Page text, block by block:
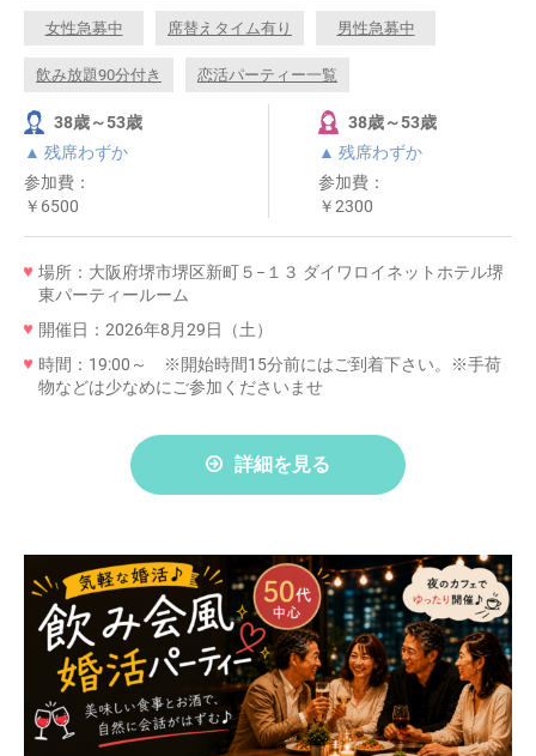
女性急募中 席替えタイム有り 男性急募中
飲み放題90分付き 恋活パーティー一覧
38歳～53歳
▲ 残席わずか
参加費：
￥6500
38歳～53歳
▲ 残席わずか
参加費：
￥2300
場所：大阪府堺市堺区新町５−１３ ダイワロイネットホテル堺
東パーティールーム
開催日：2026年8月29日（土）
時間：19:00～ ※開始時間15分前にはご到着下さい。※手荷
物などは少なめにご参加くださいませ
詳細を見る